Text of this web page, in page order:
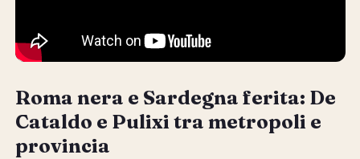
Roma nera e Sardegna ferita: De
Cataldo e Pulixi tra metropoli e
provincia